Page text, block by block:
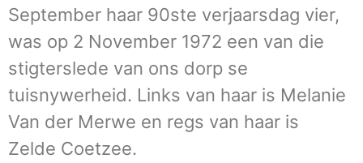
September haar 90ste verjaarsdag vier,
was op 2 November 1972 een van die
stigterslede van ons dorp se
tuisnywerheid. Links van haar is Melanie
Van der Merwe en regs van haar is
Zelde Coetzee.